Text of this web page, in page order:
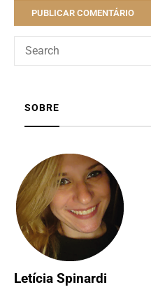
SOBRE
Letícia Spinardi